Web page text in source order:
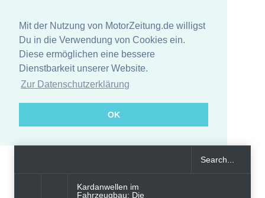
Mit der Nutzung von MotorZeitung.de willigst
Du in die Verwendung von Cookies ein.
Diese ermöglichen eine bessere
Dienstbarkeit unserer Website.
Zur Datenschutzerklärung
OK
Kardanwellen im
Fahrzeugbau: Die